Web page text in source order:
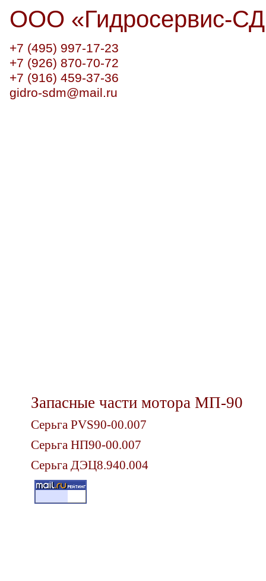
+7 (495) 997-17-23
+7 (926) 870-70-72
+7 (916) 459-37-36
gidro-sdm@mail.ru
ООО «Гидросервис-
Запасные части мотора МП-90
Серьга PVS90-00.007
Серьга НП90-00.007
Серьга ДЭЦ8.940.004